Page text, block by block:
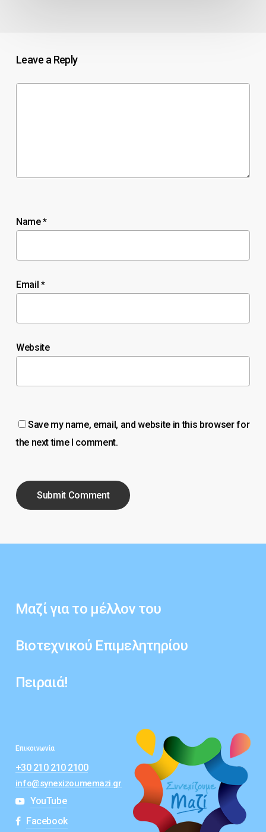
Leave a Reply
Name*
Email *
Website
Save my name, email, and website in this browser for
the next time I comment.
Μαζί για το μέλλον του
Βιοτεχνικού Επιμελητηρίου
Πειραιά!
Επικοινωνία
+30 210 210 2100
info@synexizoumemazi.gr
YouTube
Facebook